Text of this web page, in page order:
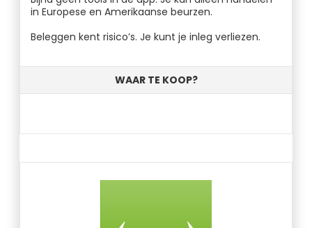
in Europese en Amerikaanse beurzen.
Beleggen kent risico’s. Je kunt je inleg verliezen.
WAAR TE KOOP?